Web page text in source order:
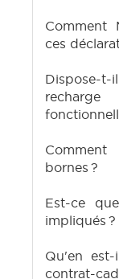
Comment
ces
Dispose-
bornes ?
Est-ce
impliqués ?
Qu'en
contrat-